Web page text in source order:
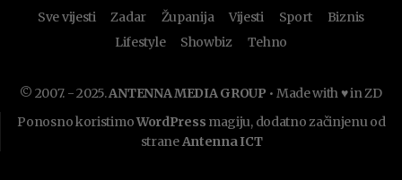
Sve vijesti Zadar Županija Vijesti Sport
Biznis
Lifestyle
Showbiz Tehno
© 2007. - 2025.ANTENNA MEDIA GROUP • Made with ♥ in ZD
Ponosno koristimoWordPress magiju, dodatno začinjenu od
straneAntenna ICT